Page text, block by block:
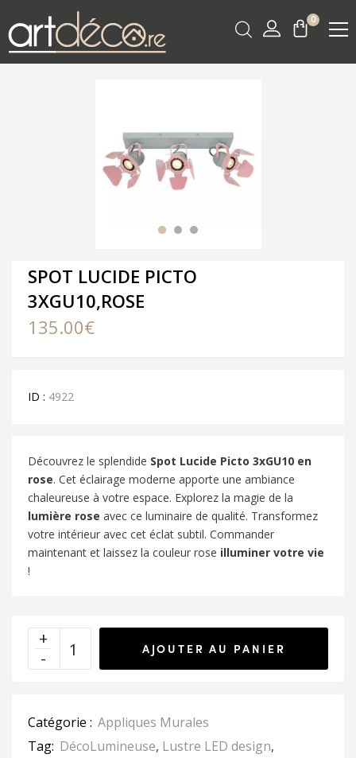
0
SPOT LUCIDE PICTO
3XGU10,ROSE
135.00€
ID : 4922
Découvrez le splendide Spot Lucide Picto 3xGU10 en
rose. Cet éclairage moderne apporte une ambiance
chaleureuse à votre espace. Explorez la magie de la
lumière rose avec ce luminaire de qualité. Transformez
votre intérieur avec cet éclat subtil. Commander
maintenant et laissez la couleur rose illuminer votre vie
!
AJOUTER AU PANIER
Catégorie : Appliques Murales
Tag: DécoLumineuse, Lustre LED design,